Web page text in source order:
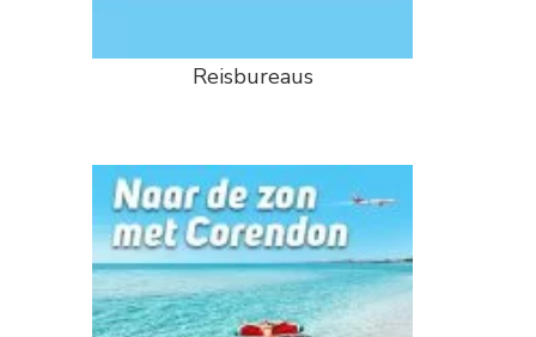
Reisbureaus